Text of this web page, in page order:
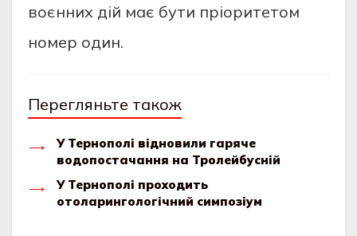
воєнних дій має бути пріоритетом
номер один.
Перегляньте також
У Тернополі відновили гаряче
водопостачання на Тролейбусній
У Тернополі проходить
отоларингологічний симпозіум